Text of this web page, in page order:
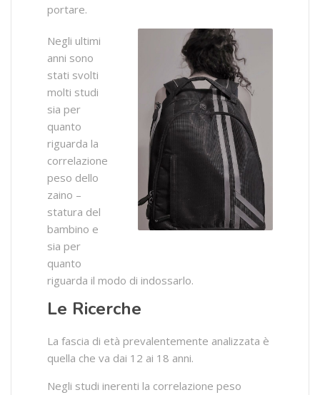
portare.
Negli ultimi
anni sono
stati svolti
molti studi
sia per
quanto
riguarda la
correlazione
peso dello
zaino –
statura del
bambino e
sia per
quanto
riguarda il modo di indossarlo.
Le Ricerche
La fascia di età prevalentemente analizzata è
quella che va dai 12 ai 18 anni.
Negli studi inerenti la correlazione peso